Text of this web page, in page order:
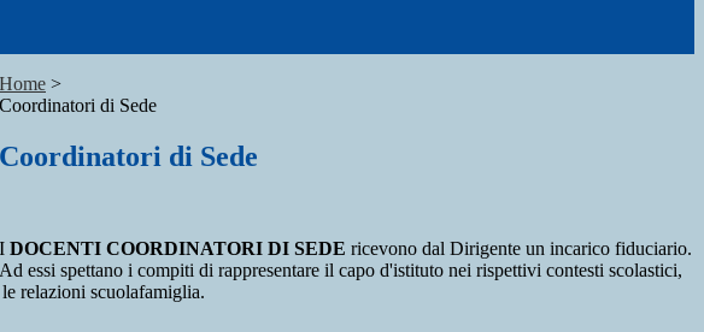
Home >
Coordinatori di Sede
Coordinatori di Sede
I DOCENTI COORDINATORI DI SEDE ricevono dal Dirigente un incarico fiduciario.
Ad essi spettano i compiti di rappresentare il capo d'istituto nei rispettivi contesti scolastici,
relazioni scuolafamiglia.